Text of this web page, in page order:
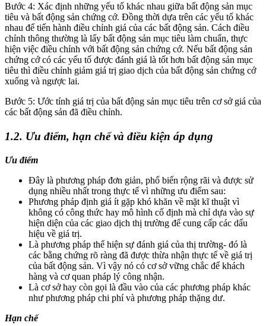
Bước 4: Xác định những yếu tố khác nhau giữa bất động sản mục
tiêu và bất động sản chứng cớ. Đồng thời dựa trên các yếu tố khác
nhau để tiến hành điều chỉnh giá của các bất động sản. Cách điều
chỉnh thông thường là lấy bất động sản mục tiêu làm chuẩn, thực
hiện việc điều chỉnh với bất động sản chứng cớ. Nếu bất động sản
chứng cớ có các yếu tố được đánh giá là tốt hơn bất động sản mục
tiêu thì điều chỉnh giảm giá trị giao dịch của bất động sản chứng cớ
xuống và ngược lai.
Bước 5: Ước tính giá trị của bất động sản mục tiêu trên cơ sở giá của
các bất động sản đã điều chỉnh.
1.2. Ưu điểm, hạn chế và điều kiện áp dụng
Ưu điểm
Đây là phương pháp đơn giản, phổ biến rộng rãi và được sử
dụng nhiều nhất trong thực tế vì những ưu điểm sau:
Phương pháp định giá ít gặp khó khăn về mặt kĩ thuật vì
không có công thức hay mô hình cố định mà chỉ dựa vào sự
hiện diện của các giao dịch thị trường để cung cấp các dấu
hiệu về giá trị.
Là phương pháp thể hiện sự đánh giá của thị trường- đó là
các bằng chứng rõ ràng đã được thừa nhận thực tế về giá trị
của bất động sản. Vì vậy nó có cơ sở vững chắc để khách
hàng và cơ quan pháp lý công nhận.
Là cơ sở hay còn gọi là đầu vào của các phương pháp khác
như phương pháp chi phí và phương pháp thặng dư.
Hạn chế